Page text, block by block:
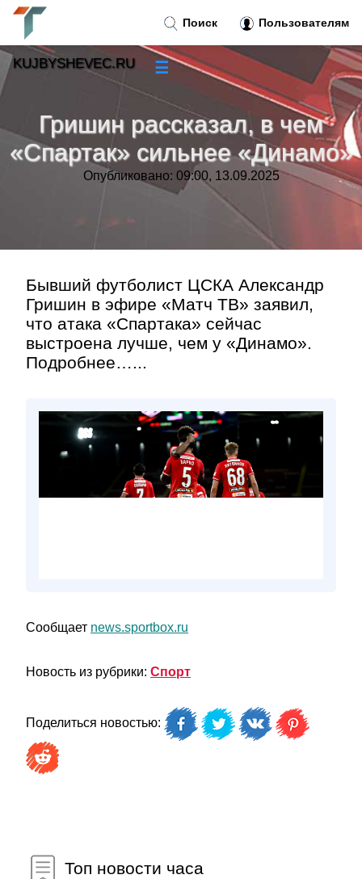
Гришин рассказал, в чем
«Спартак» сильнее «Динамо»
Опубликовано: 09:00, 13.09.2025
Бывший футболист ЦСКА Александр
Гришин в эфире «Матч ТВ» заявил,
что атака «Спартака» сейчас
выстроена лучше, чем у «Динамо».
Подробнее…...
Сообщает news.sportbox.ru
Новость из рубрики: Спорт
Поделиться новостью:
Топ новости часа
Поиск Пользователям
KUJBYSHEVEC.RU ☰
»
Тренды новостей »
»
Контакт»